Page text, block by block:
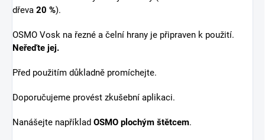
dřeva 20 %).
OSMO Vosk na řezné a čelní hrany je připraven k použití.
Neřeďte jej.
Před použitím důkladně promíchejte.
Doporučujeme provést zkušební aplikaci.
Nanášejte například OSMO plochým štětcem.